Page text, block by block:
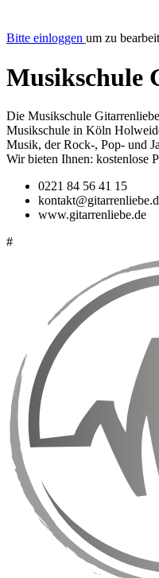
Bitte einloggen um zu
Musikschule
Die Musikschule
Musikschule in Köln
Musik, der Rock-, Pop- und
Wir bieten Ihnen: kostenlose
0221 84 56 41 15
www.gitarrenliebe.de
#